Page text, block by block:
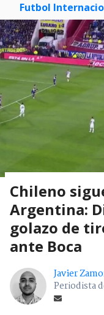
Futbol
Chileno
Argentina:
golazo de
ante Boca
Javier
Periodista